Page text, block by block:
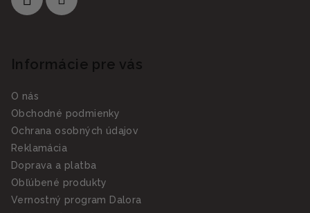
Informácie pre vás
O nás
Obchodné podmienky
Ochrana osobných údajov
Reklamácia
Doprava a platba
Obľúbené produkty
Vernostný program Dalora